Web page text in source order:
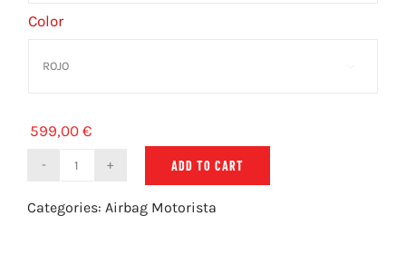
Color
599,00 €
Turtle
2
ADD TO CART
Categories: Airbag Motorista